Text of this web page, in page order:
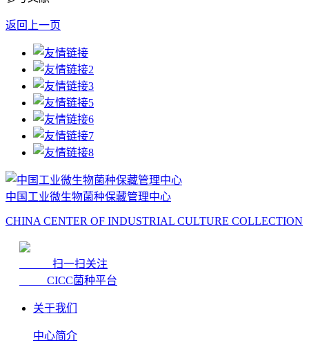
返回上一页
中国工业微生物菌种保藏管理中心
CHINA CENTER OF INDUSTRIAL CULTURE COLLECTION
扫一扫关注
CICC菌种平台
关于我们
中心简介